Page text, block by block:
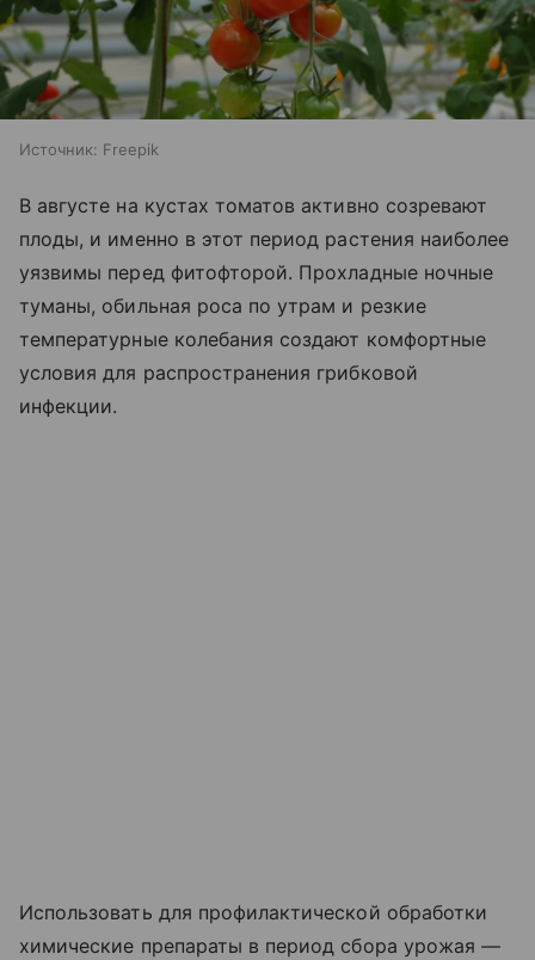
Источник: Freepik
В августе на кустах томатов активно созревают
плоды, и именно в этот период растения наиболее
уязвимы перед фитофторой. Прохладные ночные
туманы, обильная роса по утрам и резкие
температурные колебания создают комфортные
условия для распространения грибковой
инфекции.
Использовать для профилактической обработки
химические препараты в период сбора урожая —